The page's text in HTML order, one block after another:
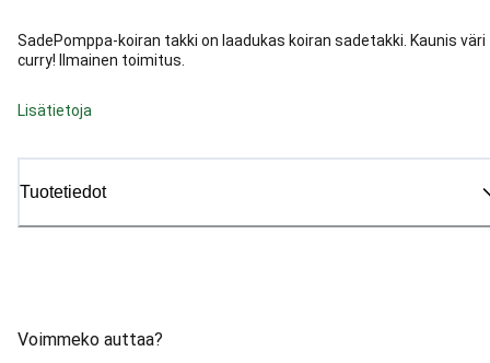
SadePomppa-koiran takki on laadukas koiran sadetakki. Kaunis väri
curry! Ilmainen toimitus.
Lisätietoja
Tuotetiedot
Voimmeko auttaa?